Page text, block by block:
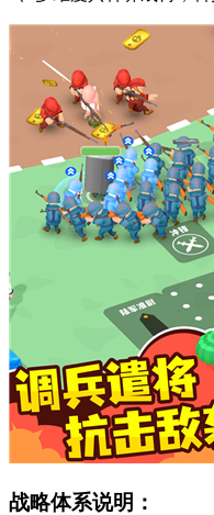
战略体系说明：